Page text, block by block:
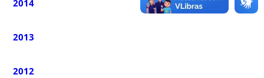
2014
2013
2012